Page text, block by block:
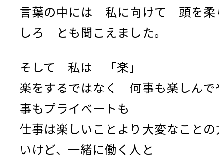
言葉の中には 私に向けて 頭を柔
しろ とも聞こえました。
そして 私は 「楽」
楽をするではなく 何事も楽しん
事もプライベートも
仕事は楽しいことより大変なこと
いけど、一緒に働く人と